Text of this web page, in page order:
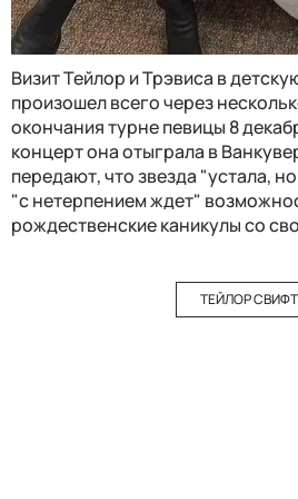
Визит Тейлор и Трэвиса в
произошел всего через
окончания турне певицы 8
концерт она отыграла в
передают, что звезда "устала,
"с нетерпением ждет"
рождественские каникулы со
ТЕЙЛОР СВИФТ